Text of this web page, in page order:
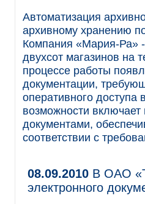
Автоматизация
архивному хранению
Компания «Мария-Ра»
двухсот магазинов на
процессе работы
документации,
оперативного
возможности
документами,
соответствии с
08.09.2010 В ОАО
электронного